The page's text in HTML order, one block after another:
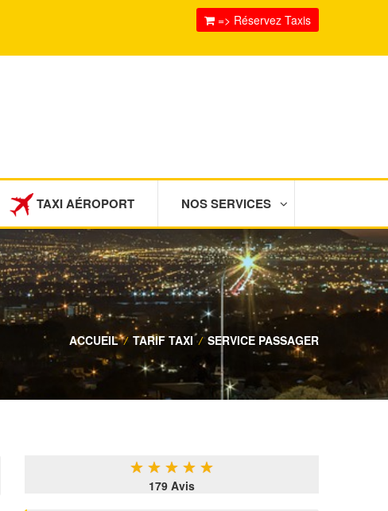
=> Réservez Taxis
TAXI AÉROPORT NOS SERVICES
ACCUEIL / TARIF TAXI / SERVICE PASSAGER
★ ★ ★ ★ ★
179 Avis